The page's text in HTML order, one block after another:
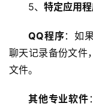
C
D
5、 特定应用
QQ程序：如
聊天记录备份文件
文件。
其他专业软件